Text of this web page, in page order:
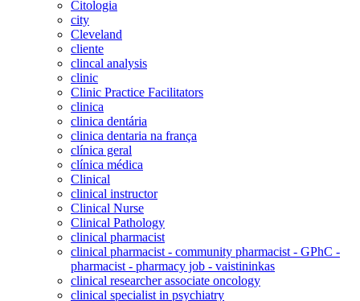
Citologia
city
Cleveland
cliente
clincal analysis
clinic
Clinic Practice Facilitators
clinica
clinica dentária
clinica dentaria na frança
clínica geral
clínica médica
Clinical
clinical instructor
Clinical Nurse
Clinical Pathology
clinical pharmacist
clinical pharmacist - community pharmacist - GPhC -
pharmacist - pharmacy job - vaistininkas
clinical researcher associate oncology
clinical specialist in psychiatry